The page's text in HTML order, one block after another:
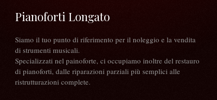
Pianoforti Longato
Siamo il tuo punto di riferimento per il noleggio e la vendita
di strumenti musicali.
Specializzati nel painoforte, ci occupiamo inoltre del restauro
di pianoforti, dalle riparazioni parziali più semplici alle
ristrutturazioni complete.